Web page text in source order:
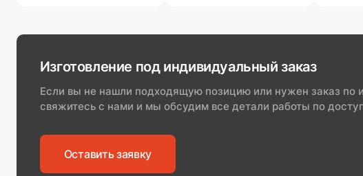
Изготовление под индивидуальный заказ
Если вы не нашли подходящую позицию или нужен заказ по
свяжитесь с нами и мы обсудим все детали работы по
Оставить заявку